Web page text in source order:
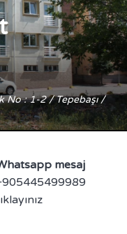
No : 1-2 / Tepebaşı /
mesaj